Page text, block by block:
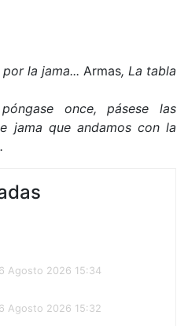
la jama... Armas, La tabla
once, pásese las
jama que andamos con la
Agosto 2026 15:34
Agosto 2026 15:32